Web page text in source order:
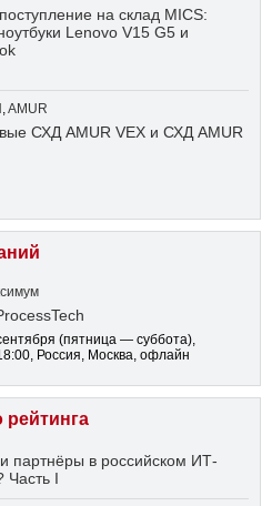
на склад MICS:
Lenovo V15 G5 и
AMUR
СХД AMUR VEX и СХД AMUR
(пятница — суббота),
, Россия, Москва, офлайн
рейтинга
партнёры в российском ИТ-
Часть I